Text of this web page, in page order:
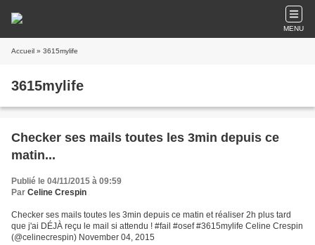
MENU
Accueil » 3615mylife
3615mylife
Checker ses mails toutes les 3min depuis ce
matin...
Publié le 04/11/2015 à 09:59
Par Celine Crespin
Checker ses mails toutes les 3min depuis ce matin et réaliser 2h plus tard
que j'ai DÉJÀ reçu le mail si attendu ! #fail #osef #3615mylife Celine Crespin
(@celinecrespin) November 04, 2015